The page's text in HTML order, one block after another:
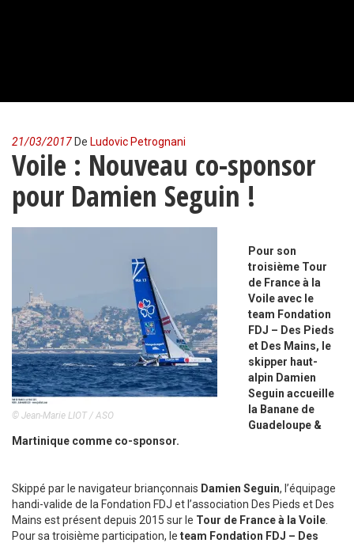
21/03/2017 De Ludovic Petrognani
Voile : Nouveau co-sponsor
pour Damien Seguin !
© Jean-Marie LIOT / ASO
Pour son
troisième Tour
de France à la
Voile avec le
team Fondation
FDJ – Des Pieds
et Des Mains, le
skipper haut-
alpin Damien
Seguin accueille
la Banane de
Guadeloupe &
Martinique comme co-sponsor.
Skippé par le navigateur briançonnais Damien Seguin, l’équipage
handi-valide de la Fondation FDJ et l’association Des Pieds et Des
Mains est présent depuis 2015 sur le Tour de France à la Voile
Pour sa troisième participation, le team Fondation FDJ – Des